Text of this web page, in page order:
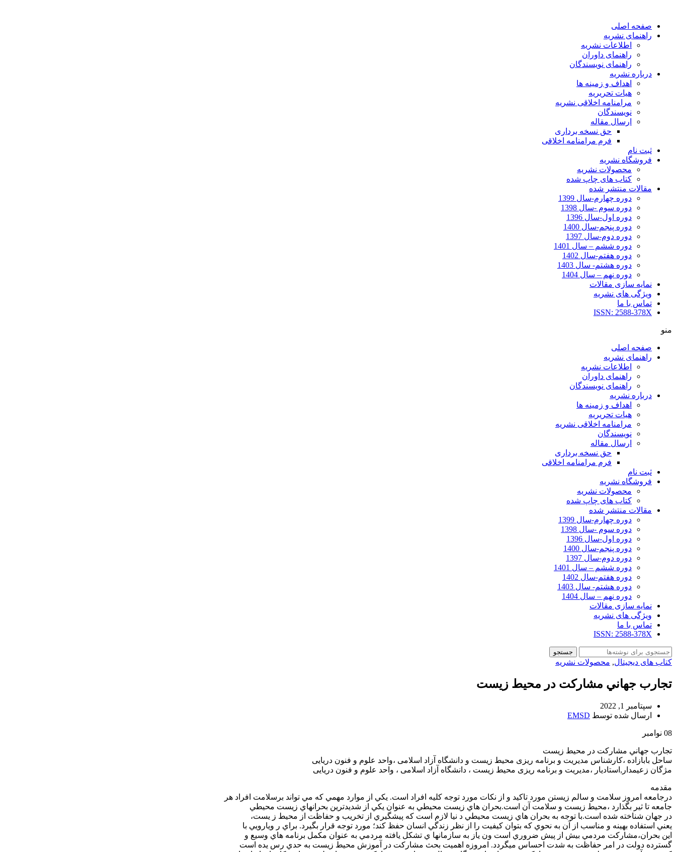
صفحه اصلی
راهنمای نشریه
اطلاعات نشریه
راهنمای داوران
راهنمای نویسندگان
درباره نشریه
اهداف و زمینه ها
هیات تحریریه
مرامنامه اخلاقی نشریه
نویسندگان
ارسال مقاله
حق نسخه برداری
فرم مرامنامه اخلاقی
ثبت نام
فروشگاه نشریه
محصولات نشریه
کتاب های چاپ شده
مقالات منتشر شده
دوره چهارم-سال 1399
دوره سوم -سال 1398
دوره اول-سال 1396
دوره پنجم-سال 1400
دوره دوم-سال 1397
دوره ششم – سال 1401
دوره هفتم-سال 1402
دوره هشتم- سال 1403
دوره نهم – سال 1404
نمایه سازی مقالات
ویژگی های نشریه
تماس با ما
ISSN: 2588-378X
منو
صفحه اصلی
راهنمای نشریه
اطلاعات نشریه
راهنمای داوران
راهنمای نویسندگان
درباره نشریه
اهداف و زمینه ها
هیات تحریریه
مرامنامه اخلاقی نشریه
نویسندگان
ارسال مقاله
حق نسخه برداری
فرم مرامنامه اخلاقی
ثبت نام
فروشگاه نشریه
محصولات نشریه
کتاب های چاپ شده
مقالات منتشر شده
دوره چهارم-سال 1399
دوره سوم -سال 1398
دوره اول-سال 1396
دوره پنجم-سال 1400
دوره دوم-سال 1397
دوره ششم – سال 1401
دوره هفتم-سال 1402
دوره هشتم- سال 1403
دوره نهم – سال 1404
نمایه سازی مقالات
ویژگی های نشریه
تماس با ما
ISSN: 2588-378X
جستجو
کتاب های دیجیتال, محصولات نشریه
تجارب جهاني مشاركت در محيط زیست
سپتامبر 1, 2022
ارسال شده توسط EMSD
08 نوامبر
تجارب جهاني مشاركت در محيط زیست
ساحل بابازاده ،کارشناس مدیریت و برنامه ریزی محیط زیست و دانشگاه آزاد اسلامی ،واحد علوم و فنون دریایی
مژگان زعیمدار,استادیار ،مدیریت و برنامه ریزی محیط زیست ، دانشگاه آزاد اسلامی ، واحد علوم و فنون دریایی
مقدمه
درجامعه امروز سلامت و سالم زيستن مورد تاكيد و از نكات مورد توجه كليه افراد است. يكي از موارد مهمي كه مي تواند برسلامت افراد هر
جامعه تا ثير بگذارد ،محيط زيست و سلامت آن است.بحران هاي زيست محيطي به عنوان يكي از شديدترين بحرانهاي زيست محيطي
در جهان شناخته شده است.با توجه به بحران هاي زيست محيطي د نيا لازم است كه پيشگيري از تخريب و حفاظت از محيط ز يست،
يعني استفاده بهينه و مناسب از آن به نحوي كه بتوان كيفيت را از نظر زندگي انسان حفظ كند؛ مورد توجه قرار بگيرد. براي ر ويارويي با
اين بحران،مشاركت مردمي بيش از پيش ضروري است ون ياز به سازمانها ي تشكل يافته مردمي به عنوان مكمل برنامه هاي وسيع و
گسترده دولت در امر حفاظت به شدت احساس ميگردد. امروزه اهميت بحث مشاركت در آموزش محيط زيست به حدي رس يده است